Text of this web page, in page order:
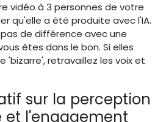
vidéo à 3 personnes de votre
qu'elle a été produite avec l'IA.
de différence avec une
êtes dans le bon. Si elles
'bizarre', retravaillez les voix et
sur la perception
et l'engagement